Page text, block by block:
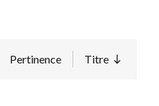
Pertinence TitreTrier par